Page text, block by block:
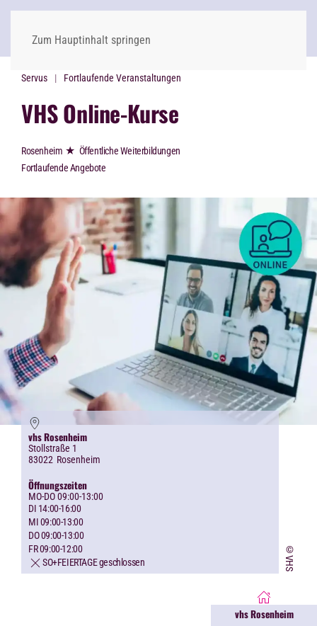
Zum Hauptinhalt springen
Servus Fortlaufende Veranstaltungen
VHS Online-Kurse
Rosenheim ★ Öffentliche Weiterbildungen
Fortlaufende Angebote
vhs Rosenheim
Stollstraße 1
83022 Rosenheim
Öffnungszeiten
MO-DO 09:00-13:00
DI 14:00-16:00
MI 09:00-13:00
DO 09:00-13:00
FR 09:00-12:00
SO+FEIERTAGE geschlossen
©VHS
vhs Rosenheim